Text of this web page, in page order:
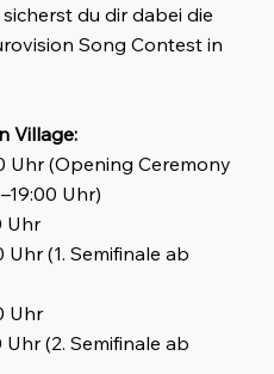
du dir dabei die
Song Contest in
Village:
Uhr (Opening Ceremony
Uhr)
Uhr
Uhr (1. Semifinale ab
Uhr
Uhr (2. Semifinale ab